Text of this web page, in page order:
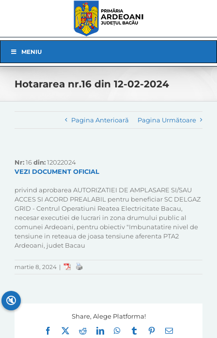
Navigation
MENIU
Hotararea nr.16 din 12-02-2024
Pagina Anterioară Pagina Următoare
Nr:16din:12022024
VEZI DOCUMENT OFICIAL
privind aprobarea AUTORIZATIEI DE AMPLASARE SI/SAU
ACCES SI ACORD PREALABIL pentru beneficiar SC DELGAZ
GRID - Centrul Operatiuni Reatea Electricitate Bacau,
necesar executiei de lucrari in zona drumului public al
comunei Ardeoani, pentru obiectiv "Imbunatatire nivel de
tensiune in reteaua de joasa tensiune aferenta PTA2
Ardeoani, judet Bacau
martie 8, 2024 |
Share, Alege Platforma!
Facebook
RedditLinkedInWhatsApp
Tumblr Pinterest
E-
🔇